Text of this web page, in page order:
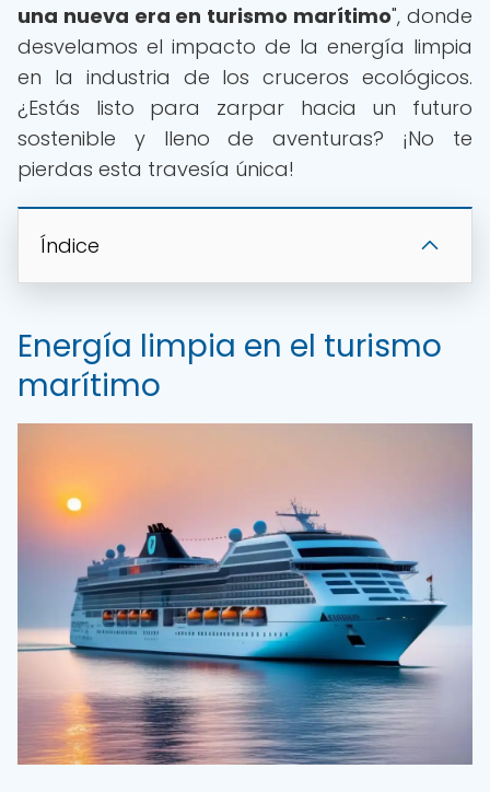
una nueva era en turismo marítimo", donde
desvelamos el impacto de la energía limpia
en la industria de los cruceros ecológicos.
¿Estás listo para zarpar hacia un futuro
sostenible y lleno de aventuras? ¡No te
pierdas esta travesía única!
Índice
Energía limpia en el turismo
marítimo